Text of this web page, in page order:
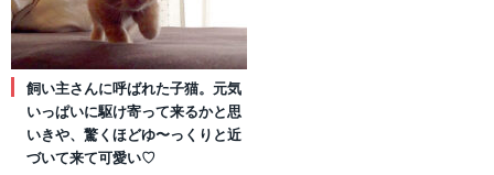
飼い主さんに呼ばれた子猫。元気
いっぱいに駆け寄って来るかと思
いきや、驚くほどゆ〜っくりと近
づいて来て可愛い♡